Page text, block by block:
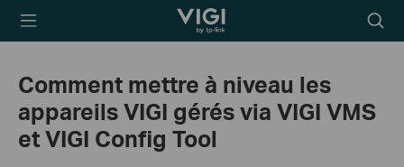
TP-Link, Reliably
icon
Comment mettre à niveau les
appareils VIGI gérés via VIGI VMS
et VIGI Config Tool